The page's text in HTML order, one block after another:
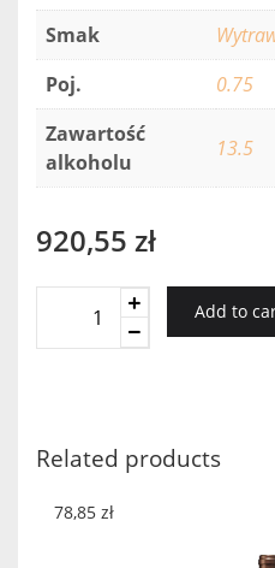
Smak
Poj.
0.75
Zawartość
alkoholu
13.5
920,55 zł
Romanee
Malcon
2016
quantity
Add to
Related products
78,85 zł